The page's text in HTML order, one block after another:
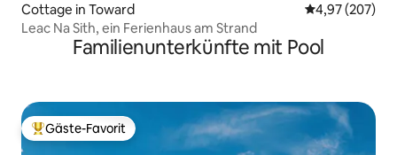
Cottage in Toward
4,97 (207)
Leac Na Sith, ein Ferienhaus am Strand
Familienunterkünfte mit Pool
Beliebter Gäste-Favorit.
Gäste-Favorit